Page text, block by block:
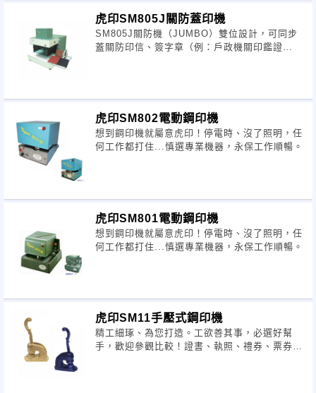
虎印SM805J關防蓋印機
SM805J關防機（JUMBO）雙位設計，可同步
蓋關防印信、簽字章（例：戶政機關印鑑證
虎印SM802電動鋼印機
想到鋼印機就屬意虎印！停電時、沒了照明，任
何工作都打住...慎選專業機器，永保工作順暢。
虎印SM801電動鋼印機
想到鋼印機就屬意虎印！停電時、沒了照明，任
何工作都打住...慎選專業機器，永保工作順暢。
虎印SM11手壓式鋼印機
精工細琢、為您打造。工欲善其事，必選好幫
手，歡迎參觀比較！證書、執照、禮券、票券...